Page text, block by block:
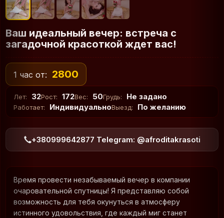
Ваш идеальный вечер: встреча с
загадочной красоткой ждет вас!
1 час от: 2800
Лет: 32Рост: 172Вес: 50Грудь: Не задано
Работает: ИндивидуальноВыезд: По желанию
+380999642877 Telegram: @afroditakrasoti
Время провести незабываемый вечер в компании
очаровательной спутницы! Я представляю собой
возможность для тебя окунуться в атмосферу
истинного удовольствия, где каждый миг станет